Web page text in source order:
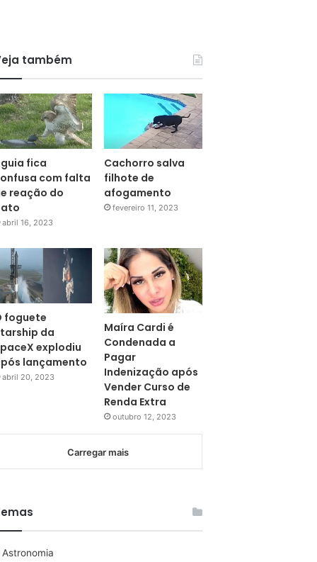
também
fica
com falta
reação do
abril 16, 2023
Cachorro salva
filhote de
afogamento
fevereiro 11, 2023
foguete
da
explodiu
lançamento
abril 20, 2023
Maíra Cardi é
Condenada a
Pagar
Indenização após
Vender Curso de
Renda Extra
outubro 12, 2023
Carregar mais
Astronomia